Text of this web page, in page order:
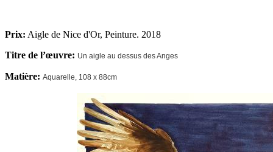
Prix: Aigle de Nice d'Or, Peinture. 2018
Titre de l’œuvre: Un aigle au dessus des Anges
Matière: Aquarelle , 108 x 88cm